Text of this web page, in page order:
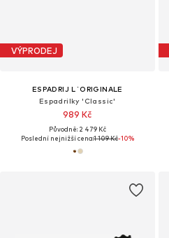
VÝPRODEJ
ESPADRIJ L´ORIGINALE
Espadrilky 'Classic'
989 Kč
Původně: 2 479 Kč
Poslední nejnižší cena:1 109 Kč-10%